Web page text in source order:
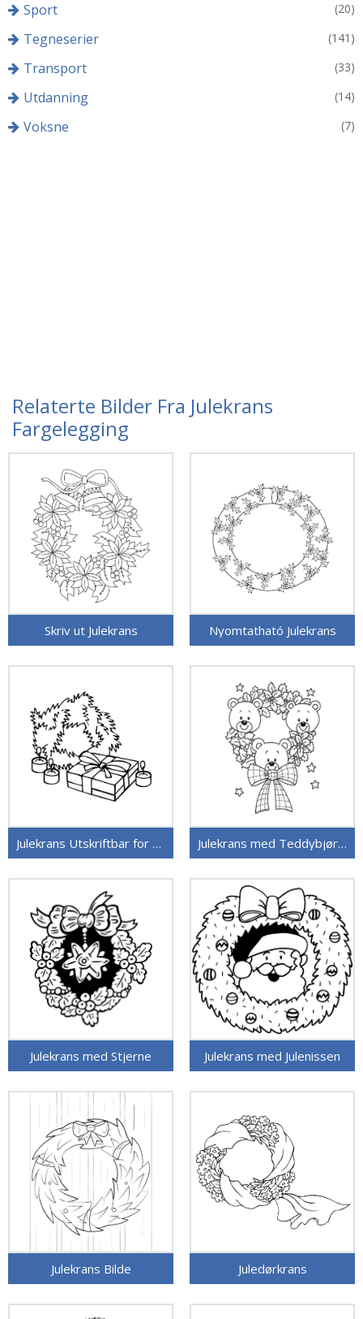
Sport (20)
Tegneserier (141)
Transport (33)
Utdanning (14)
Voksne (7)
Relaterte Bilder Fra Julekrans
Fargelegging
Skriv ut Julekrans Nyomtatható Julekrans
Julekrans Utskriftbar for Barn Julekrans med Teddybjørner
Julekrans med Stjerne Julekrans med Julenissen
Julekrans Bilde Juledørkrans